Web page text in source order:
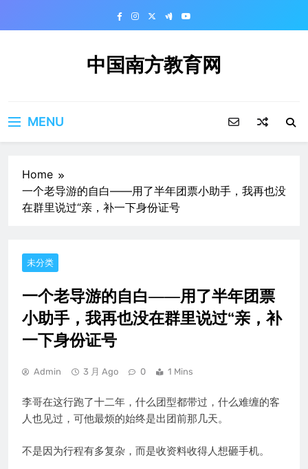
中国南方教育网
MENU
Home
一个老导游的自白——用了半年团票小助手，我再也没
在群里说过“亲，补一下身份证号
未分类
一个老导游的自白——用了半年团票
小助手，我再也没在群里说过“亲，补
一下身份证号
Admin 3 月 Ago 0 1 Mins
李哥在这行跑了十二年，什么团型都带过，什么难缠的客
人也见过，可他最烦的始终是出团前那几天。
不是因为行程有多复杂，而是收资料收得人想砸手机。